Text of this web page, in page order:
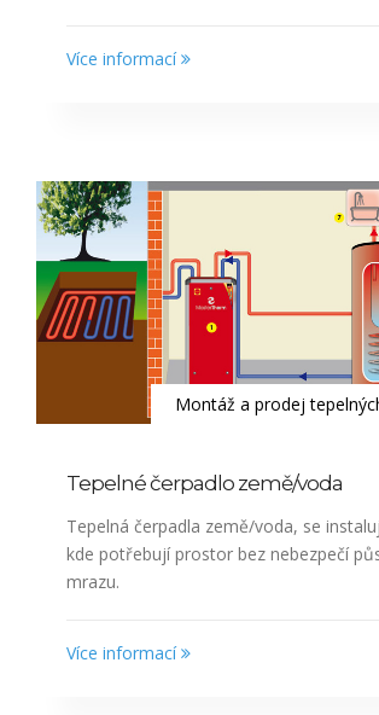
Více informací
Montáž a prodej
Tepelné čerpadlo země/voda
Tepelná čerpadla země/voda, se
kde potřebují prostor bez nebezpečí
mrazu.
Více informací